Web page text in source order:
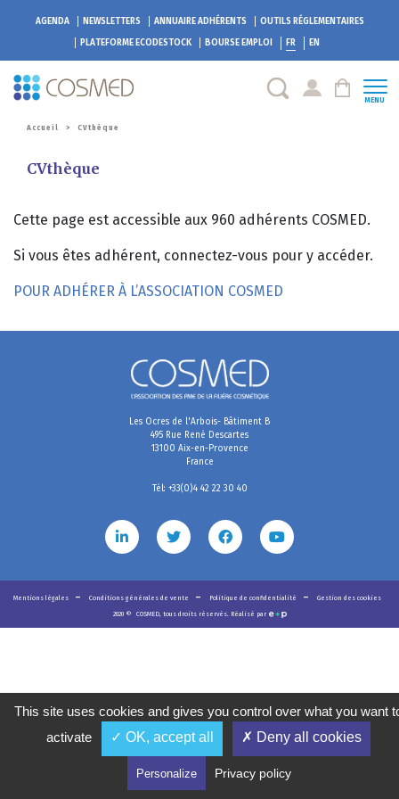
AGENDA NEWSLETTERS ANNUAIRE ADHÉRENTS
OUTILS RÉGLEMENTAIRES
PLATEFORME ECODESTOCK BOURSE EMPLOI FR EN
MENU
Accueil > CVthèque
CVthèque
Cette page est accessible aux 960 adhérents COSMED.
Si vous êtes adhérent, connectez-vous pour y accéder.
POUR ADHÉRER À L’ASSOCIATION COSMED
Les Ocres de l'Arbois- Bâtiment B
495 Rue René Descartes
13100 Aix-en-Provence
France
Tél: +33(0)4 42 22 30 40
Mentions légales Conditions générales de vente Politique de confidentialité
Gestion des cookies
2020 © COSMED, tous droits réservés. Réalisé par
This site uses cookies and gives you control over what you want
activate
✓ OK, accept all ✗ Deny all cookies
Personalize Privacy policy